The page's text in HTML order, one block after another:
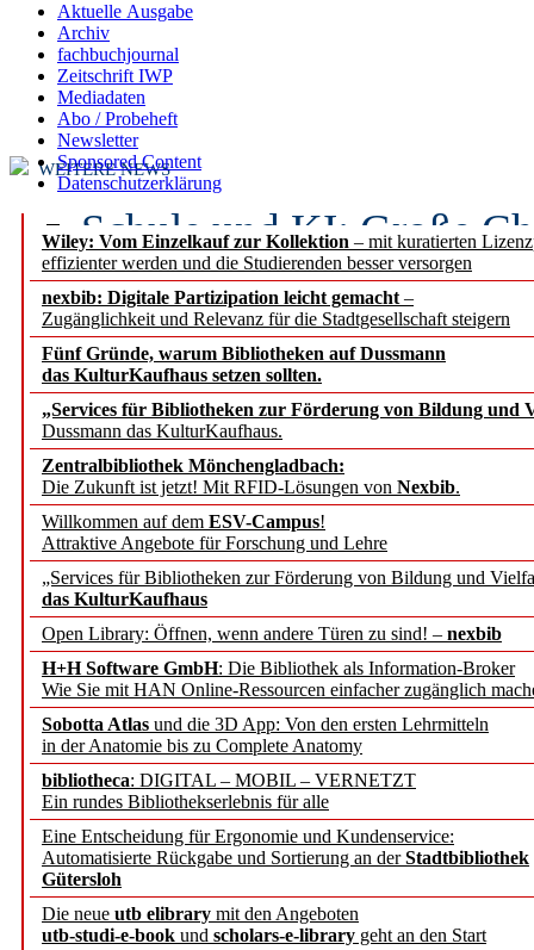
Aktuelle Ausgabe
Archiv
fachbuchjournal
Zeitschrift IWP
Mediadaten
Abo / Probeheft
Newsletter
Sponsored Content
Datenschutzerklärung
Wiley: Vom Einzelkauf zur Kollektion – mit kuratierten
effizienter werden und die Studierenden besser versorgen
nexbib: Digitale Partizipation leicht gemacht –
Zugänglichkeit und Relevanz für die Stadtgesellschaft steigern
Fünf Gründe, warum Bibliotheken auf Dussmann
das KulturKaufhaus setzen sollten.
„Services für Bibliotheken zur Förderung von Bildung und
Dussmann das KulturKaufhaus.
Zentralbibliothek Mönchengladbach:
Die Zukunft ist jetzt! Mit RFID-Lösungen von Nexbib.
Willkommen auf dem ESV-Campus!
Attraktive Angebote für Forschung und Lehre
„Services für Bibliotheken zur Förderung von Bildung und
das KulturKaufhaus
Open Library: Öffnen, wenn andere Türen zu sind! – nexbib
H+H Software GmbH: Die Bibliothek als Information-Broker
Wie Sie mit HAN Online-Ressourcen einfacher zugänglich
Sobotta Atlas und die 3D App: Von den ersten Lehrmitteln
in der Anatomie bis zu Complete Anatomy
bibliotheca: DIGITAL – MOBIL – VERNETZT
Ein rundes Bibliothekserlebnis für alle
Eine Entscheidung für Ergonomie und Kundenservice:
Automatisierte Rückgabe und Sortierung an derStadtbibliothek
Gütersloh
Die neue utb elibrary mit den Angeboten
utb-studi-e-book und scholars-e-library geht an den Start
WEITERE NEWS
Schule und KI: Große
Voraussetzungen
Erfolgreiches erstes
Segment Research –
angepasst
konstruktiv!
Mohr Siebeck
und die Zeitschrift für
Francke Attempto
EBSCO Information
Recherchefunktionen in
Sorbisches Institut neu
Geschichte und